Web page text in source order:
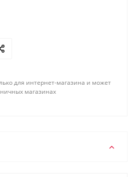
для интернет-магазина и может
магазинах